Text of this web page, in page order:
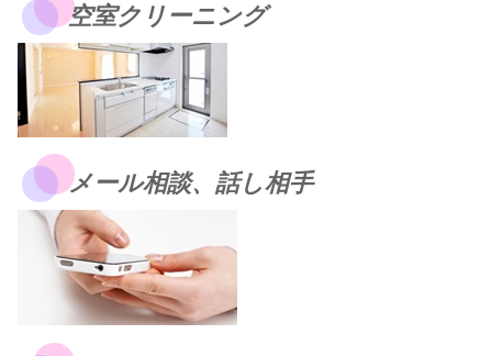
空室クリーニング
メール相談、話し相手